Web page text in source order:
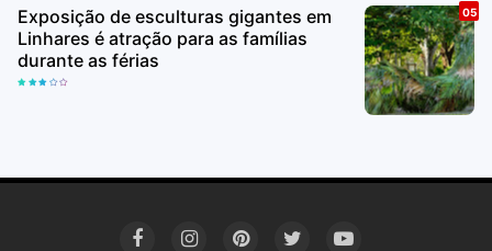
Exposição de esculturas gigantes em
Linhares é atração para as famílias
durante as férias